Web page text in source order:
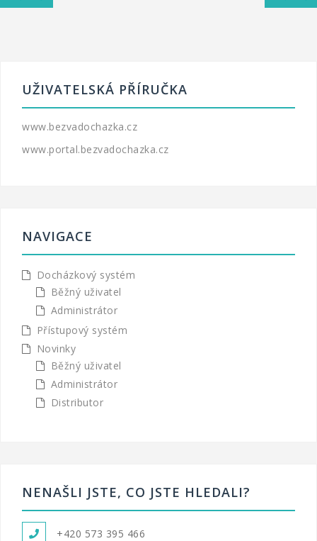
UŽIVATELSKÁ PŘÍRUČKA
www.bezvadochazka.cz
www.portal.bezvadochazka.cz
NAVIGACE
Docházkový systém
Běžný uživatel
Administrátor
Přístupový systém
Novinky
Běžný uživatel
Administrátor
Distributor
NENAŠLI JSTE, CO JSTE HLEDALI?
+420 573 395 466